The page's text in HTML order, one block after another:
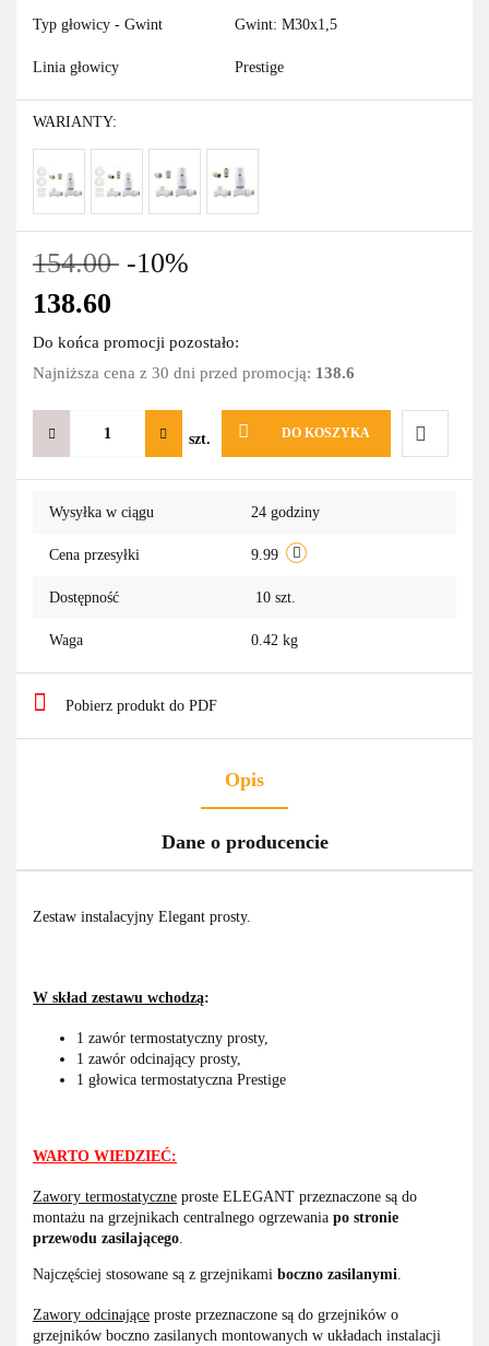
Typ głowicy - Gwint Gwint: M30x1,5
Linia głowicy Prestige
WARIANTY:
154.00 -10%
138.60
Do końca promocji pozostało:
Najniższa cena z 30 dni przed promocją: 138.6
szt. DO KOSZYKA
Do
Wysyłka w ciągu 24 godziny
Cena przesyłki 9.99
Dostępność 10 szt.
Waga 0.42 kg
Pobierz produkt do PDF
Opis
Dane o producencie
Zestaw instalacyjny Elegant prosty.
W skład zestawu wchodzą:
1 zawór termostatyczny prosty,
1 zawór odcinający prosty,
1 głowica termostatyczna Prestige
WARTO WIEDZIEĆ:
Zawory termostatyczne proste ELEGANT przeznaczone są do
montażu na grzejnikach centralnego ogrzewania po stronie
przewodu zasilającego.
Najczęściej stosowane są z grzejnikami boczno zasilanymi.
Zawory odcinające proste przeznaczone są do grzejników o
grzejników boczno zasilanych montowanych w układach instalacji